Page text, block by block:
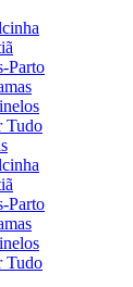
Parto
Tudo
Parto
Tudo